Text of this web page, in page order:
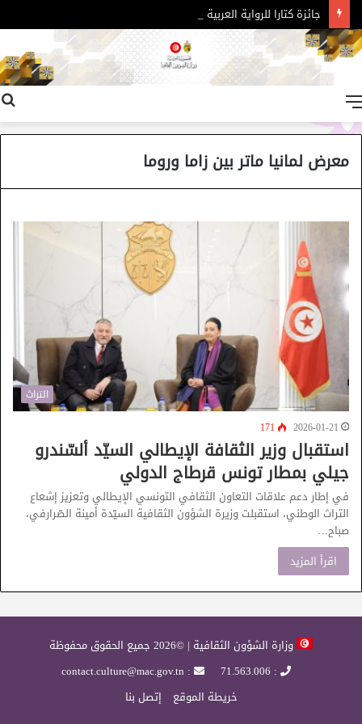
جائزة كتارا للرواية العربية – الدورة 11
معرض لمانيا ماتر بين زاما وروما
التراث
2026-01-21
171
استقبال وزير الثقافة الإيطالي السيّد ألسّندرو
جيلي بمطار تونس قرطاج الدولي
في إطار دعم علاقات التعاون الثقافي التونسي الإيطالي وتعزيز إشعاع
التراث الوطني، استقبلت وزيرة الشؤون الثقافية السيّدة أمينة الصّرارفي،
صباح…
اقرأ المزيد
وزارة الشؤون الثقافية | ©2026 جميع الحقوق محفوظة
: 71.563.006
: contact.culture@mac.gov.tn
خريطة الموقع
إتصل بنا